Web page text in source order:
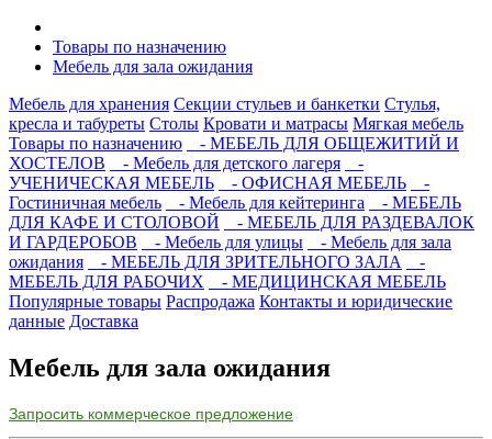
Товары по назначению
Мебель для зала ожидания
Мебель для хранения Секции стульев и банкетки Стулья,
кресла и табуреты Столы Кровати и матрасы Мягкая мебель
Товары по назначению
- МЕБЕЛЬ ДЛЯ ОБЩЕЖИТИЙ И
ХОСТЕЛОВ
- Мебель для детского лагеря
-
УЧЕНИЧЕСКАЯ МЕБЕЛЬ
- ОФИСНАЯ МЕБЕЛЬ
-
Гостиничная мебель
- Мебель для кейтеринга
- МЕБЕЛЬ
ДЛЯ КАФЕ И СТОЛОВОЙ
- МЕБЕЛЬ ДЛЯ РАЗДЕВАЛОК
И ГАРДЕРОБОВ
- Мебель для улицы
- Мебель для зала
ожидания
- МЕБЕЛЬ ДЛЯ ЗРИТЕЛЬНОГО ЗАЛА
-
МЕБЕЛЬ ДЛЯ РАБОЧИХ
- МЕДИЦИНСКАЯ МЕБЕЛЬ
Популярные товары Распродажа Контакты и юридические
данные Доставка
Мебель для зала ожидания
Запросить коммерческое предложение